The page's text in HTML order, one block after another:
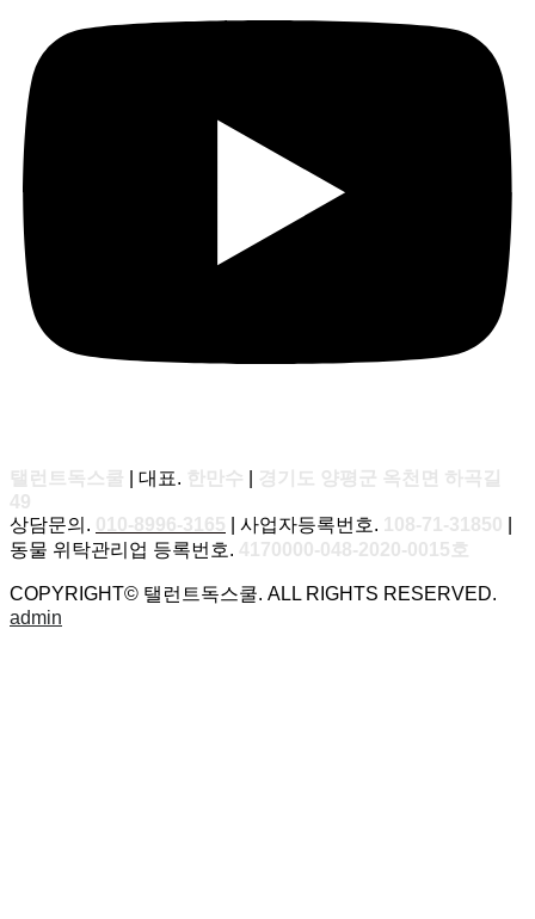
탤런트독스쿨 | 대표. 한만수
경기도 양평군 옥천면 하곡길
49
상담문의. 010-8996-3165 | 사업자등록번호. 108-71-31850
동물 위탁관리업 등록번호. 4170000-048-2020-0015호
COPYRIGHT© 탤런트독스쿨. ALL RIGHTS RESERVED.
admin